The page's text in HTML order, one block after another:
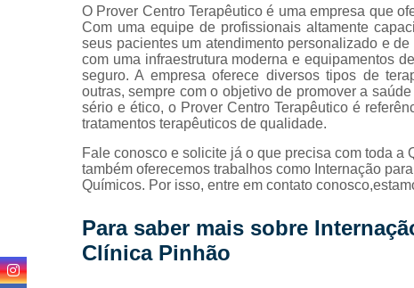
O Prover Centro Terapêutico é uma empresa que
Com uma equipe de profissionais altamente
seus pacientes um atendimento personalizado e
com uma infraestrutura moderna e equipamentos
seguro. A empresa oferece diversos tipos de
outras, sempre com o objetivo de promover a
sério e ético, o Prover Centro Terapêutico é
tratamentos terapêuticos de qualidade.
Fale conosco e solicite já o que precisa com toda
também oferecemos trabalhos como Internação
Químicos. Por isso, entre em contato
Para saber mais sobre
Clínica Pinhão